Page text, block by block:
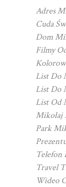
Adres
Cuda
Dom
Filmy
List Do
List Do
List Od
Mikołaj
Park
Telefon
Travel
Wideo